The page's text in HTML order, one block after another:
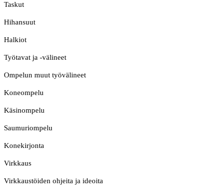
Taskut
Hihansuut
Halkiot
Työtavat ja -välineet
Ompelun muut työvälineet
Koneompelu
Käsinompelu
Saumuriompelu
Konekirjonta
Virkkaus
Virkkaustöiden ohjeita ja ideoita